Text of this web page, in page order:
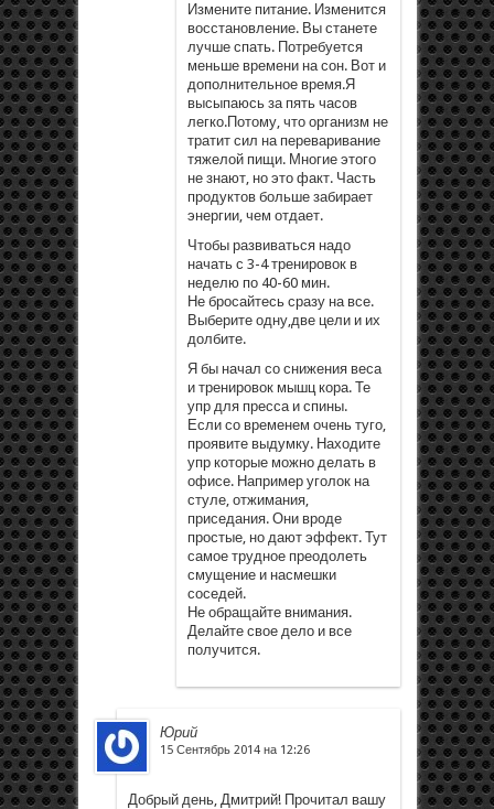
Измените питание. Изменится
восстановление. Вы станете
лучше спать. Потребуется
меньше времени на сон. Вот и
дополнительное время.Я
высыпаюсь за пять часов
легко.Потому, что организм не
тратит сил на переваривание
тяжелой пищи. Многие этого
не знают, но это факт. Часть
продуктов больше забирает
энергии, чем отдает.
Чтобы развиваться надо
начать с 3-4 тренировок в
неделю по 40-60 мин.
Не бросайтесь сразу на все.
Выберите одну,две цели и их
долбите.
Я бы начал со снижения веса
и тренировок мышц кора. Те
упр для пресса и спины.
Если со временем очень туго,
проявите выдумку. Находите
упр которые можно делать в
офисе. Например уголок на
стуле, отжимания,
приседания. Они вроде
простые, но дают эффект. Тут
самое трудное преодолеть
смущение и насмешки
соседей.
Не обращайте внимания.
Делайте свое дело и все
получится.
Юрий
15 Сентябрь 2014 на 12:26
Добрый день, Дмитрий! Прочитал вашу